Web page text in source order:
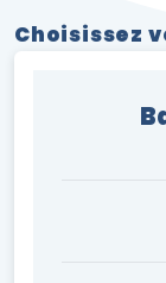
Choisissez